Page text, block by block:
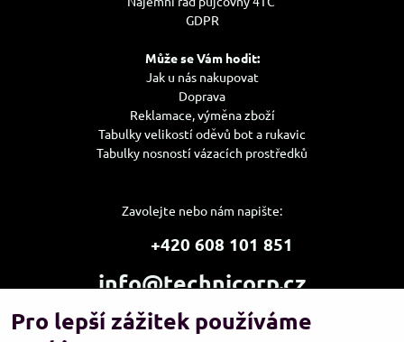
GDPR
Může se Vám hodit:
Jak u nás nakupovat
Doprava
Reklamace, výměna zboží
Tabulky velikostí oděvů bot a rukavic
Tabulky nosností vázacích prostředků
Zavolejte nebo nám napište:
+420 608 101 851
info@technicorp.cz
Showroom a výdejní místo:
TECHNICORP ESHOP s.r.o.
Pro lepší zážitek používáme